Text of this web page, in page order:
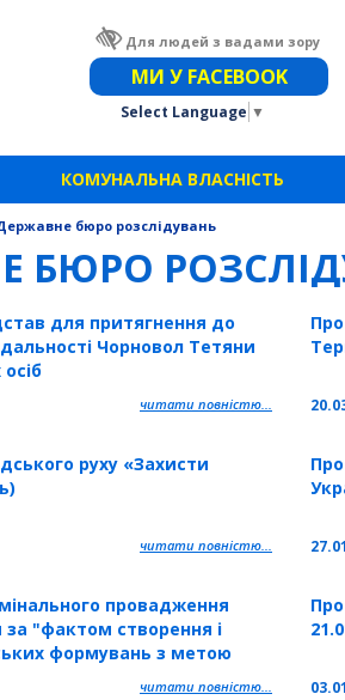
Для людей з вадами зору
МИ У FACEBOOK
Select Language ▼
КОМУНАЛЬНА ВЛАСНІСТЬ
бюро розслідувань
БЮРО
для притягнення до
Чорновол Тетяни
читати повністю...
руху «Захисти
читати повністю...
провадження
за "фактом створення і
формувань з метою
2.05.2014 року на
читати повністю...